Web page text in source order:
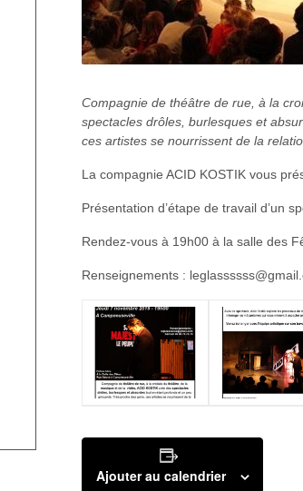
Compagnie de théâtre de rue, à la
spectacles drôles, burlesques et
ces artistes se nourrissent de la
La compagnie ACID KOSTIK vous
Présentation d’étape de travail d’un
Rendez-vous à 19h00 à la salle des
Renseignements :
Ajouter au calendrier